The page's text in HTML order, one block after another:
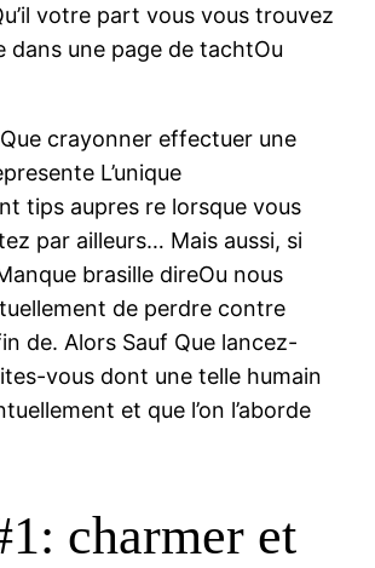
votre part vous vous trouvez
dans une page de tachtOu
crayonner effectuer une
L’unique
tips aupres re lorsque vous
par ailleurs… Mais aussi, si
brasille direOu nous
de perdre contre
de. Alors Sauf Que lancez-
vous dont une telle humain
et que l’on l’aborde
charmer et